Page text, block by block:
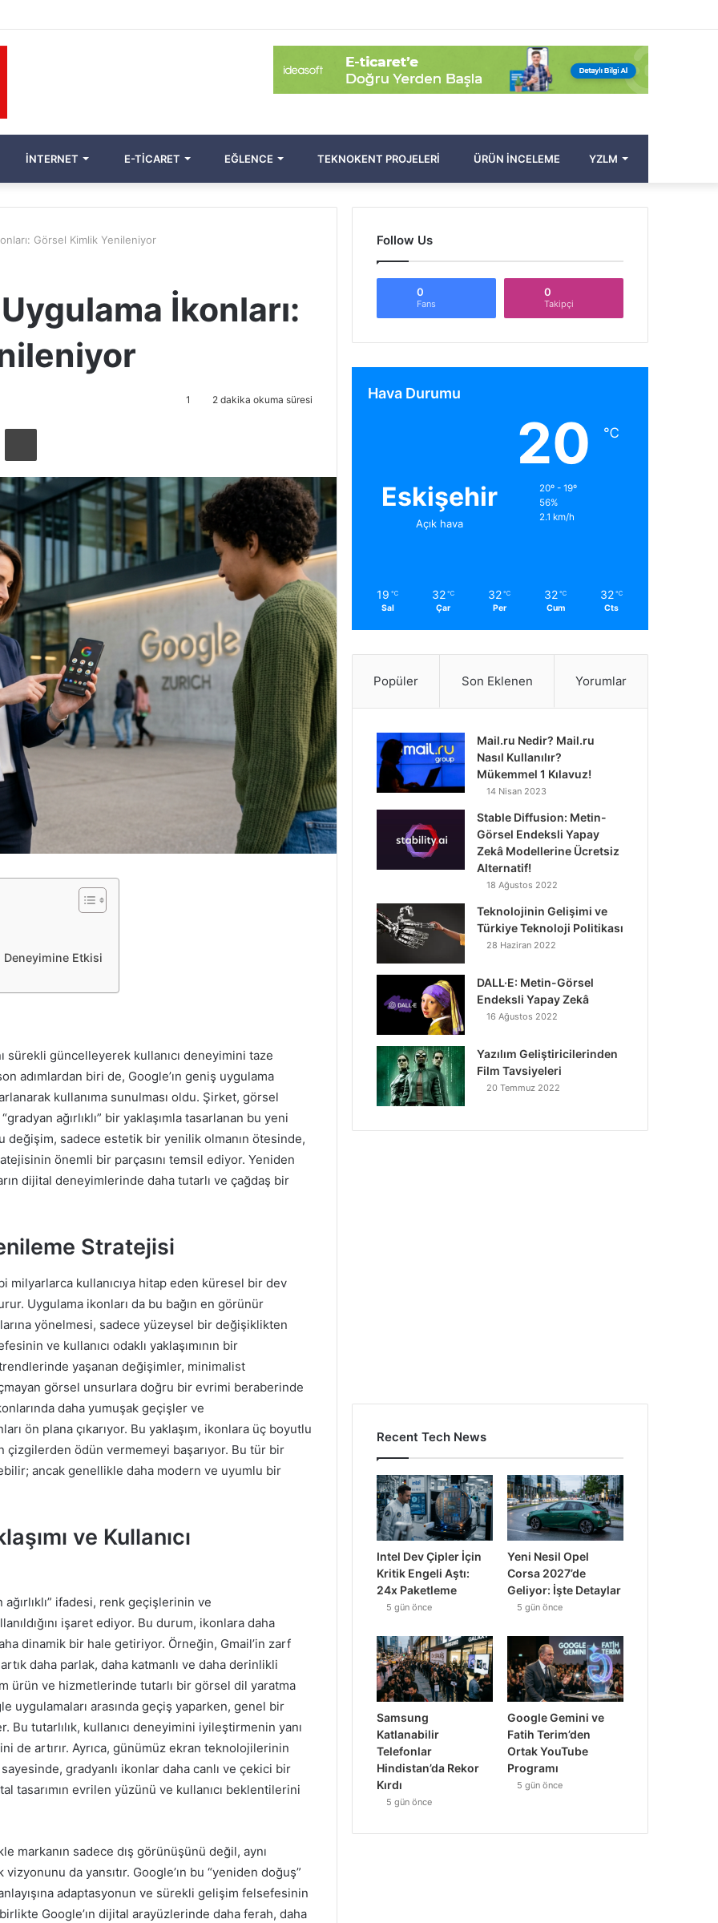
yap
...
Bölmesi
Makale
Ol
İNTERNET E-TICARET EĞLENCE TEKNOKENT PROJELERI ÜRÜN İNCELEME YZLM
Görsel Kimlik Yenileniyor
İkonları:
1 2 dakika okuma süresi
Deneyimine Etkisi
sürekli güncelleyerek kullanıcı deneyimini taze
adımlardan biri de, Google’ın geniş uygulama
kullanıma sunulması oldu. Şirket, görsel
ağırlıklı” bir yaklaşımla tasarlanan bu yeni
değişim, sadece estetik bir yenilik olmanın ötesinde,
önemli bir parçasını temsil ediyor. Yeniden
dijital deneyimlerinde daha tutarlı ve çağdaş bir
Stratejisi
milyarlarca kullanıcıya hitap eden küresel bir dev
Uygulama ikonları da bu bağın en görünür
yönelmesi, sadece yüzeysel bir değişiklikten
ve kullanıcı odaklı yaklaşımının bir
trendlerinde yaşanan değişimler, minimalist
görsel unsurlara doğru bir evrimi beraberinde
daha yumuşak geçişler ve
ön plana çıkarıyor. Bu yaklaşım, ikonlara üç boyutlu
çizgilerden ödün vermemeyi başarıyor. Bu tür bir
ancak genellikle daha modern ve uyumlu bir
ve Kullanıcı
ağırlıklı” ifadesi, renk geçişlerinin ve
işaret ediyor. Bu durum, ikonlara daha
dinamik bir hale getiriyor. Örneğin, Gmail’in zarf
daha parlak, daha katmanlı ve daha derinlikli
ürün ve hizmetlerinde tutarlı bir görsel dil yaratma
uygulamaları arasında geçiş yaparken, genel bir
tutarlılık, kullanıcı deneyimini iyileştirmenin yanı
de artırır. Ayrıca, günümüz ekran teknolojilerinin
gradyanlı ikonlar daha canlı ve çekici bir
tasarımın evrilen yüzünü ve kullanıcı beklentilerini
markanın sadece dış görünüşünü değil, aynı
da yansıtır. Google’ın bu “yeniden doğuş”
adaptasyonun ve sürekli gelişim felsefesinin
Google’ın dijital arayüzlerinde daha ferah, daha
Follow Us
0
Fans
0
Takipçi
Hava Durumu
Eskişehir
Açık hava
20 ℃
20º - 19º
56%
2.1 km/h
19 ℃
Sal
32 ℃
Çar
32 ℃
Per
32 ℃
Cum
32 ℃
Cts
Popüler Son Eklenen Yorumlar
Mail.ru Nedir? Mail.ru
Nasıl Kullanılır?
Mükemmel 1 Kılavuz!
14 Nisan 2023
Stable Diffusion: Metin-
Görsel Endeksli Yapay
Zekâ Modellerine Ücretsiz
Alternatif!
18 Ağustos 2022
Teknolojinin Gelişimi ve
Türkiye Teknoloji Politikası
28 Haziran 2022
DALL·E: Metin-Görsel
Endeksli Yapay Zekâ
16 Ağustos 2022
Yazılım Geliştiricilerinden
Film Tavsiyeleri
20 Temmuz 2022
Samsung
Katlanabilir
Telefonlar
Hindistan’da Rekor
Kırdı
5 gün önce
Google Gemini ve
Fatih Terim’den
Ortak YouTube
Programı
5 gün önce